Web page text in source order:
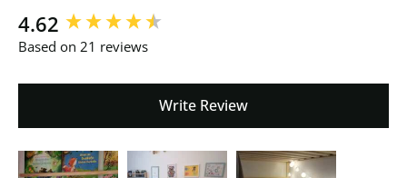
4.62
Based on 21 reviews
Write Review
New content loaded